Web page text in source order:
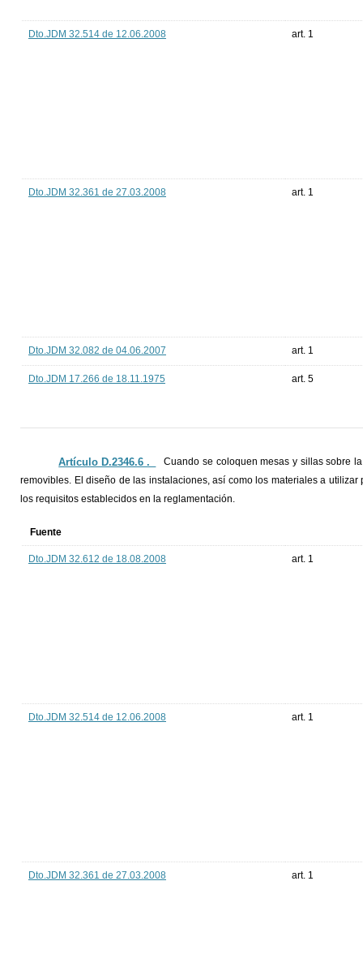
Dto.JDM 32.514 de 12.06.2008 art. 1
Dto.JDM 32.361 de 27.03.2008 art. 1
Dto.JDM 32.082 de 04.06.2007 art. 1
Dto.JDM 17.266 de 18.11.1975 art. 5
Artículo D.2346.6 ._
Cuando se coloquen mesas y sillas sobre
removibles. El diseño de las instalaciones, así como los materiales a
los requisitos establecidos en la reglamentación.
Fuente
Dto.JDM 32.612 de 18.08.2008 art. 1
Dto.JDM 32.514 de 12.06.2008 art. 1
Dto.JDM 32.361 de 27.03.2008 art. 1